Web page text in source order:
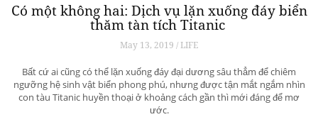
Có một không hai: Dịch vụ lặn xuống đáy biển
thăm tàn tích Titanic
May 13, 2019 / LIFE
Bất cứ ai cũng có thể lặn xuống đáy đại dương sâu thẳm để chiêm
ngưỡng hệ sinh vật biển phong phú, nhưng được tận mắt ngắm nhìn
con tàu Titanic huyền thoại ở khoảng cách gần thì mới đáng để mơ
ước.